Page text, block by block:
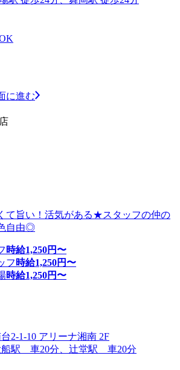
に進む
て旨い！活気がある★スタッフの仲の
自由◎
時給1,250円〜
フ 時給1,250円〜
時給1,250円〜
2-1-10 アリーナ湘南 2F
駅 車20分、辻堂駅 車20分